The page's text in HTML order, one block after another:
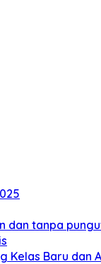
dan tanpa
Baru dan